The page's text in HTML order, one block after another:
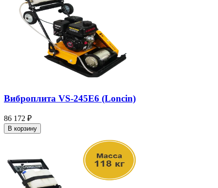
Виброплита VS-245E6 (Loncin)
86 172 ₽
В корзину